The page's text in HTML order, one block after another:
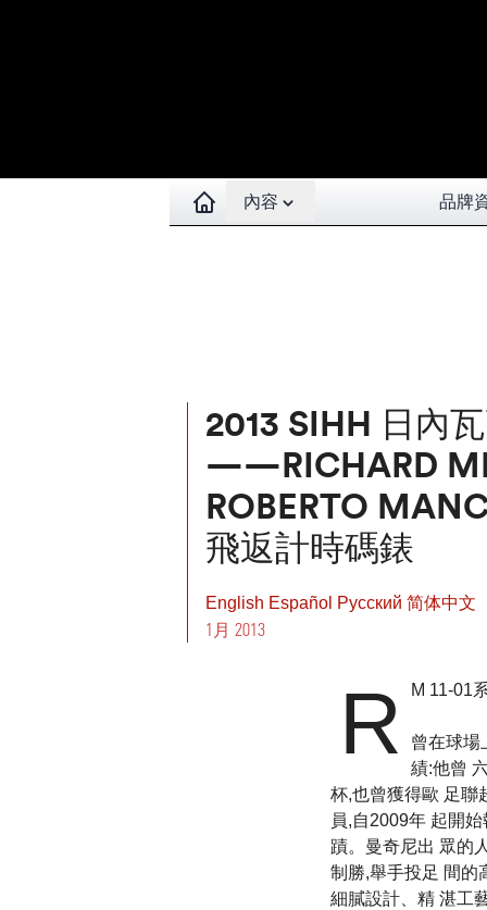
Open contents menu
內容 品牌
2013 SIHH 日內
——RICHARD
ROBERTO
飛返計時碼錶
English Español Pусский 简体中文
1月 2013
R M 11-01
曾在球場
績:他曾
杯,也曾獲得歐 足聯
員,自2009年 起開
蹟。曼奇尼出 眾的
制勝,舉手投足 間的
細膩設計、精 湛工